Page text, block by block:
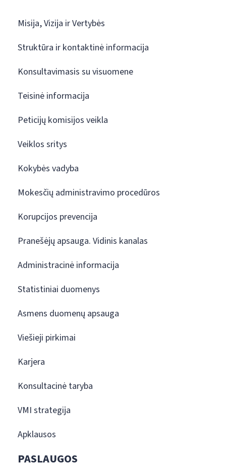
Misija, Vizija ir Vertybės
Struktūra ir kontaktinė informacija
Konsultavimasis su visuomene
Teisinė informacija
Peticijų komisijos veikla
Veiklos sritys
Kokybės vadyba
Mokesčių administravimo procedūros
Korupcijos prevencija
Pranešėjų apsauga. Vidinis kanalas
Administracinė informacija
Statistiniai duomenys
Asmens duomenų apsauga
Viešieji pirkimai
Karjera
Konsultacinė taryba
VMI strategija
Apklausos
PASLAUGOS